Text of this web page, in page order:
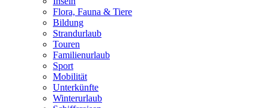
Flora, Fauna & Tiere
Bildung
Strandurlaub
Touren
Familienurlaub
Sport
Mobilität
Unterkünfte
Winterurlaub